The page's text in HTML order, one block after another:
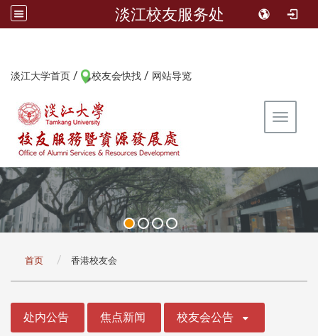
淡江校友服务处
淡江大学首页 / 校友会快找 / 网站导览
Toggle
首页 香港校友会
处内公告 焦点新闻 校友会公告